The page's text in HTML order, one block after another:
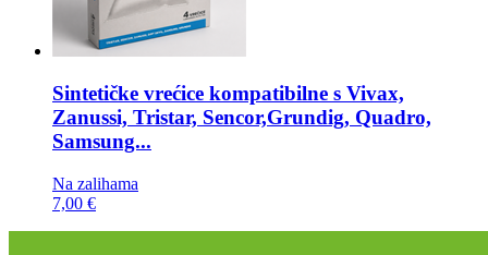
Sintetičke vrećice kompatibilne s Vivax,
Zanussi, Tristar, Sencor,Grundig, Quadro,
Samsung...
Na zalihama
7,00 €